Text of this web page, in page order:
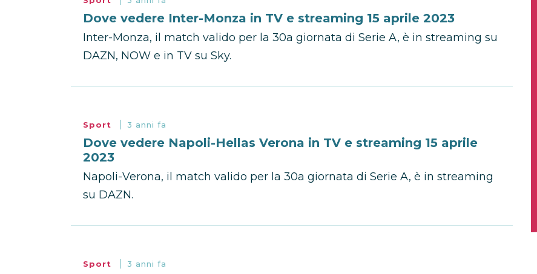
Dove vedere Inter-Monza in TV e streaming 15 aprile 2023
Inter-Monza, il match valido per la 30a giornata di Serie A, è in streaming su
DAZN, NOW e in TV su Sky.
Sport 3 anni fa
Dove vedere Napoli-Hellas Verona in TV e streaming 15 aprile
2023
Napoli-Verona, il match valido per la 30a giornata di Serie A, è in streaming
su DAZN.
Sport 3 anni fa